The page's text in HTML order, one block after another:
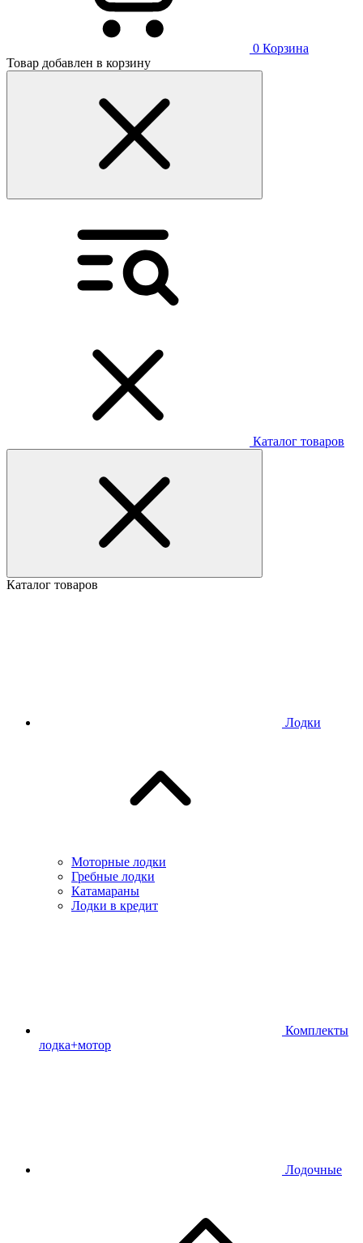
0 Корзина
Товар добавлен в корзину
Каталог товаров
Каталог товаров
Лодки
Моторные лодки
Гребные лодки
Катамараны
Лодки в кредит
Комплекты
лодка+мотор
Лодочные